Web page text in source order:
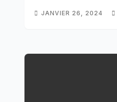
JANVIER 26, 2024